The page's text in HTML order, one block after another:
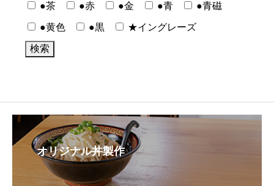
●茶 ●赤 ●金 ●青 ●青磁
●黄色 ●黒 ★イングレーズ
オリジナル丼製作